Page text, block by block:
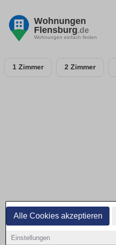
Alle Cookies akzeptieren
Einstellungen
Wohnungen
Flensburg.de
Wohnungen einfach finden
1 Zimmer 2 Zimmer